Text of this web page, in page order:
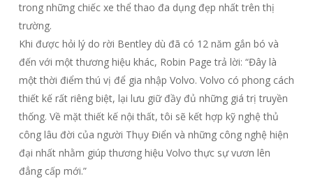
trong những chiếc xe thể thao đa dụng đẹp nhất trên thị
trường.
Khi được hỏi lý do rời Bentley dù đã có 12 năm gắn bó và
đến với một thương hiệu khác, Robin Page trả lời: “Đây là
một thời điểm thú vị để gia nhập Volvo. Volvo có phong cách
thiết kế rất riêng biệt, lại lưu giữ đầy đủ những giá trị truyền
thống. Về mặt thiết kế nội thất, tôi sẽ kết hợp kỹ nghệ thủ
công lâu đời của người Thụy Điển và những công nghệ hiện
đại nhất nhằm giúp thương hiệu Volvo thực sự vươn lên
đẳng cấp mới.”